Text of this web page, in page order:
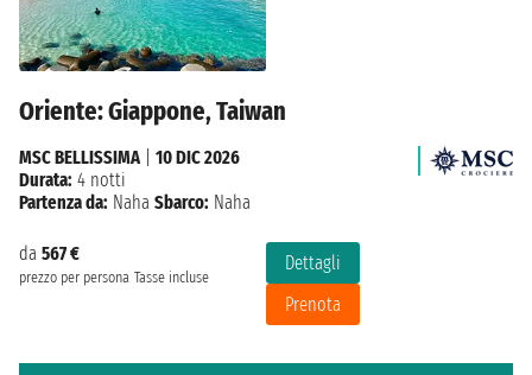
Oriente: Giappone, Taiwan
da 567 €
prezzo per persona Tasse incluse
Dettagli
Prenota
MSC BELLISSIMA| 10 DIC 2026
Durata: 4 notti
Partenza da: Naha Sbarco: Naha